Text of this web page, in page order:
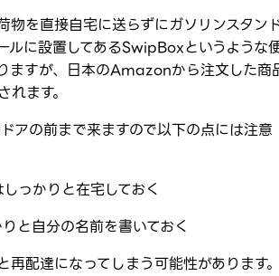
物を直接自宅に送らずにガソリンスタン
ルに設置してあるSwipBoxというような
ますが、日本のAmazonから注文した商
ます。
アの前まで来ますので以下の点には注意
っかりと在宅しておく
と自分の名前を書いておく
配達になってしまう可能性があります